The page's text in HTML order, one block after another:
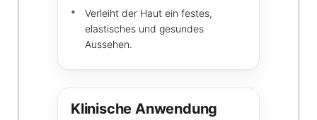
Verleiht der Haut ein festes,
elastisches und gesundes
Aussehen.
Klinische Anwendung